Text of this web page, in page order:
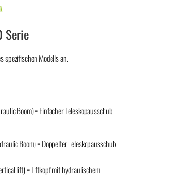
Serie
spezifischen Modells an.
Boom) = Einfacher Teleskopausschub
Boom) = Doppelter Teleskopausschub
lift) = Liftkopf mit hydraulischem